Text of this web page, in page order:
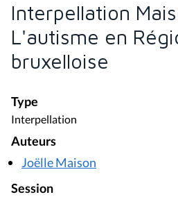
Interpellation
L'autisme en
bruxelloise
Type
Interpellation
Auteurs
Joëlle Maison
Session